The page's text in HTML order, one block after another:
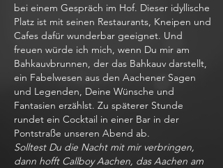
bei einem Gespräch im Hof. Dieser idyllische
Platz ist mit seinen Restaurants, Kneipen und
Cafes dafür wunderbar geeignet. Und
freuen würde ich mich, wenn Du mir am
Bahkauvbrunnen, der das Bahkauv darstellt,
ein Fabelwesen aus den Aachener Sagen
und Legenden, Deine Wünsche und
Fantasien erzählst. Zu späterer Stunde
rundet ein Cocktail in einer Bar in der
Pontstraße unseren Abend ab.
Solltest Du die Nacht mit mir verbringen,
dann hofft Callboy Aachen, das Aachen am